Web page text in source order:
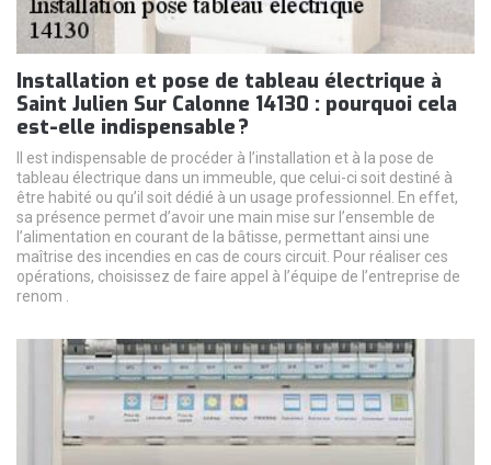
Installation et pose de tableau électrique à
Saint Julien Sur Calonne 14130 : pourquoi cela
est-elle indispensable ?
Il est indispensable de procéder à l’installation et à la pose de
tableau électrique dans un immeuble, que celui-ci soit destiné à
être habité ou qu’il soit dédié à un usage professionnel. En effet,
sa présence permet d’avoir une main mise sur l’ensemble de
l’alimentation en courant de la bâtisse, permettant ainsi une
maîtrise des incendies en cas de cours circuit. Pour réaliser ces
opérations, choisissez de faire appel à l’équipe de l’entreprise de
renom .